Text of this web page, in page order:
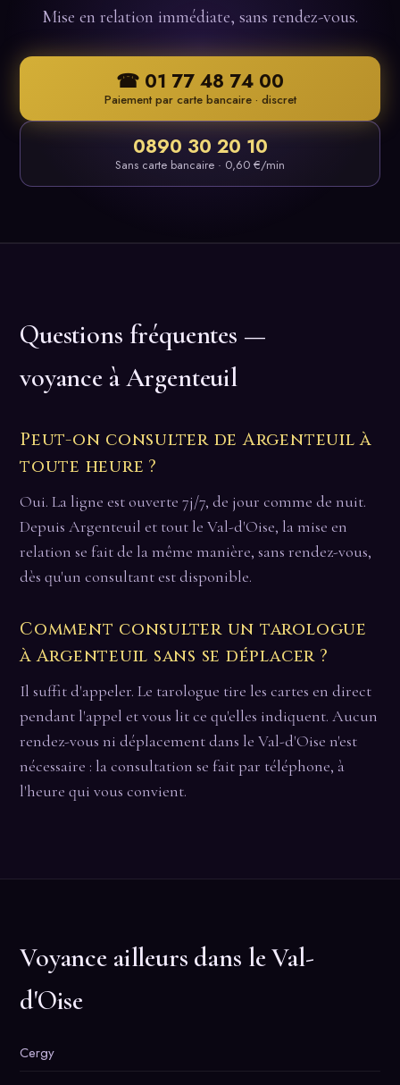
Mise en relation immédiate, sans rendez-vous.
☎ 01 77 48 74 00
Paiement par carte bancaire · discret
0890 30 20 10
Sans carte bancaire · 0,60 €/min
Questions fréquentes —
voyance à Argenteuil
Peut-on consulter de Argenteuil à
toute heure ?
Oui. La ligne est ouverte 7j/7, de jour comme de nuit.
Depuis Argenteuil et tout le Val-d'Oise, la mise en
relation se fait de la même manière, sans rendez-vous,
dès qu'un consultant est disponible.
Comment consulter un tarologue
à Argenteuil sans se déplacer ?
Il suffit d'appeler. Le tarologue tire les cartes en direct
pendant l'appel et vous lit ce qu'elles indiquent. Aucun
rendez-vous ni déplacement dans le Val-d'Oise n'est
nécessaire : la consultation se fait par téléphone, à
l'heure qui vous convient.
Voyance ailleurs dans le Val-
d'Oise
Cergy